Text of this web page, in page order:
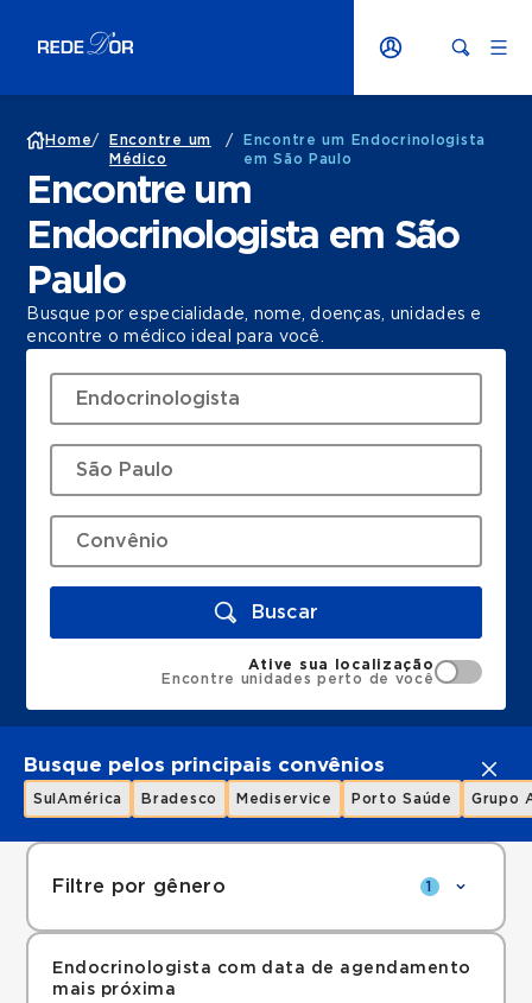
Home/
Encontre um
Médico
/
Encontre um Endocrinologista
em São Paulo
Encontre um
Endocrinologista em São
Paulo
Busque por especialidade, nome, doenças, unidades e
encontre o médico ideal para você.
Buscar
Ative sua localização
Encontre unidades perto de você
Busque pelos principais convênios
SulAmérica Bradesco Mediservice Porto Saúde Grupo
Filtre por gênero 1
Endocrinologista com data de agendamento
mais próxima